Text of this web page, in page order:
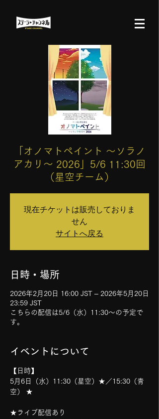
「オノマトペイント ～ソラノ
アカリ～ 2026」5/6 11:30回
（星空チーム）
現在チケットは販売しておりま
せん
サイトへ戻る
日時・場所
2026年2月20日 16:00 JST – 2026年5月20日
23:59 JST
こちらの配信は5/6（水）11:30〜の予定で
す。
イベントについて
【日時】
5月6日（水）11:30（星空）★／15:30（青
空） ★
★ライブ配信あり